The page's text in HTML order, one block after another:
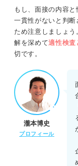
もし、面接の内容と
一貫性がないと判
ため注意しましょ
解を深めて適性検査
切です。
瀧本博史
プロフィール